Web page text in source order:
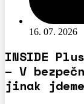
16. 07. 2026
INSIDE
– V
jinak